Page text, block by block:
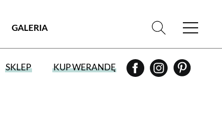
GALERIA
SKLEP KUP WERANDĘ